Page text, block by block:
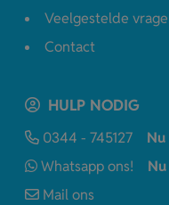
Veelgestelde
Contact
HULP NODIG
0344 - 745127
Whatsapp ons!
Mail ons